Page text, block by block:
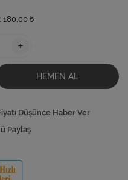
180,00
+
HEMEN AL
Düşünce Haber Ver
Paylaş